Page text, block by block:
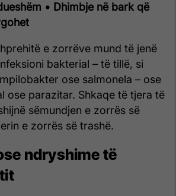
• Dhimbje në bark që
e zorrëve mund të jenë
bakterial – të tillë, si
ose salmonela – ose
ose parazitar. Shkaqe të tjera të
sëmundjen e zorrës së
e zorrës së trashë.
ndryshime të